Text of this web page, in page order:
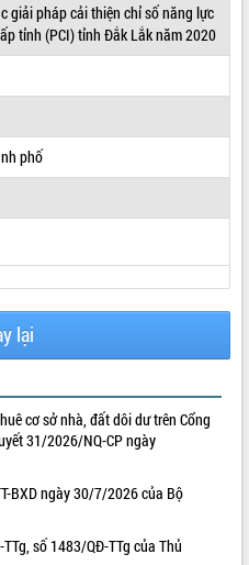
giải pháp cải thiện chỉ số năng lực
tỉnh (PCI) tỉnh Đắk Lắk năm 2020
phố
lại
cơ sở nhà, đất dôi dư trên Cổng
31/2026/NQ-CP ngày
BXD ngày 30/7/2026 của Bộ
số 1483/QĐ-TTg của Thủ